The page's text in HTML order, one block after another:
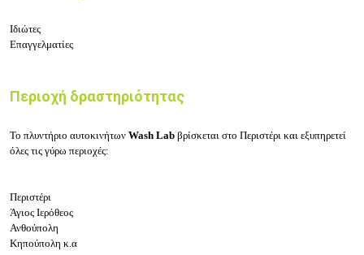
Ιδιώτες
Επαγγελματίες
Περιοχή δραστηριότητας
Το πλυντήριο αυτοκινήτων Wash Lab βρίσκεται στο Περιστέρι και εξυπηρετεί
όλες τις γύρω περιοχές:
Περιστέρι
Άγιος Ιερόθεος
Ανθούπολη
Κηπούπολη κ.α